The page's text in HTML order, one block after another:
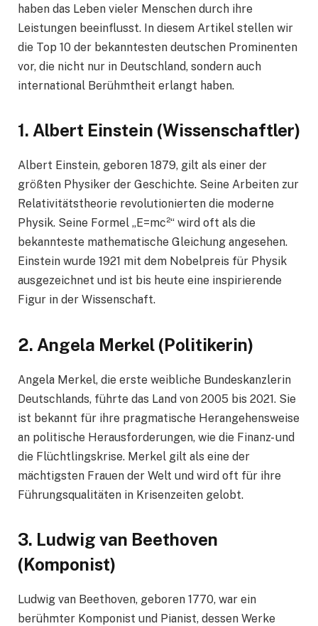
haben das Leben vieler Menschen durch ihre
Leistungen beeinflusst. In diesem Artikel stellen wir
die Top 10 der bekanntesten deutschen Prominenten
vor, die nicht nur in Deutschland, sondern auch
international Berühmtheit erlangt haben.
1. Albert Einstein (Wissenschaftler)
Albert Einstein, geboren 1879, gilt als einer der
größten Physiker der Geschichte. Seine Arbeiten zur
Relativitätstheorie revolutionierten die moderne
Physik. Seine Formel „E=mc²“ wird oft als die
bekannteste mathematische Gleichung angesehen.
Einstein wurde 1921 mit dem Nobelpreis für Physik
ausgezeichnet und ist bis heute eine inspirierende
Figur in der Wissenschaft.
2. Angela Merkel (Politikerin)
Angela Merkel, die erste weibliche Bundeskanzlerin
Deutschlands, führte das Land von 2005 bis 2021. Sie
ist bekannt für ihre pragmatische Herangehensweise
an politische Herausforderungen, wie die Finanz- und
die Flüchtlingskrise. Merkel gilt als eine der
mächtigsten Frauen der Welt und wird oft für ihre
Führungsqualitäten in Krisenzeiten gelobt.
3. Ludwig van Beethoven
(Komponist)
Ludwig van Beethoven, geboren 1770, war ein
berühmter Komponist und Pianist, dessen Werke